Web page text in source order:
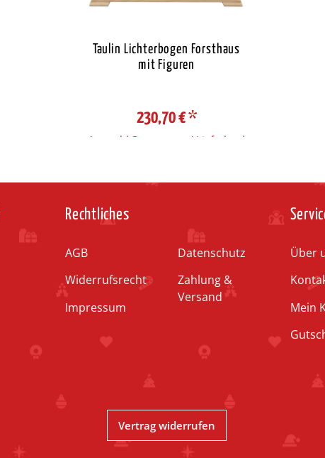
Taulin Lichterbogen Forsthaus
mit Figuren
230,70 €*
Auswahl Steuerzone / Lieferland
Rechtliches
AGB
Widerrufsrecht
Impressum
Datenschutz
Zahlung &
Versand
Über
Mein
Vertrag widerrufen